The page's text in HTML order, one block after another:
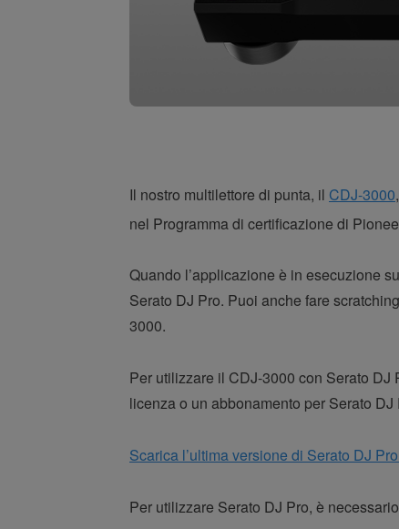
Il nostro multilettore di punta, il CDJ-3000
nel Programma di certificazione di
Quando l’applicazione è in esecuzione
Serato DJ Pro. Puoi anche fare
3000.
Per utilizzare il CDJ-3000 con Serato DJ
licenza o un abbonamento per Serato DJ
Scarica l’ultima versione di Serato DJ
Per utilizzare Serato DJ Pro, è